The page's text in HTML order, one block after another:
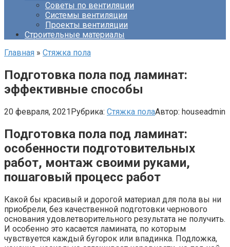
Советы по вентиляции
Системы вентиляции
Проекты вентиляции
Строительные материалы
Главная » Стяжка пола
Подготовка пола под ламинат:
эффективные способы
20 февраля, 2021Рубрика: Стяжка полаАвтор: houseadmin
Подготовка пола под ламинат:
особенности подготовительных
работ, монтаж своими руками,
пошаговый процесс работ
Какой бы красивый и дорогой материал для пола вы ни
приобрели, без качественной подготовки чернового
основания удовлетворительного результата не получить.
И особенно это касается ламината, по которым
чувствуется каждый бугорок или впадинка. Подложка,